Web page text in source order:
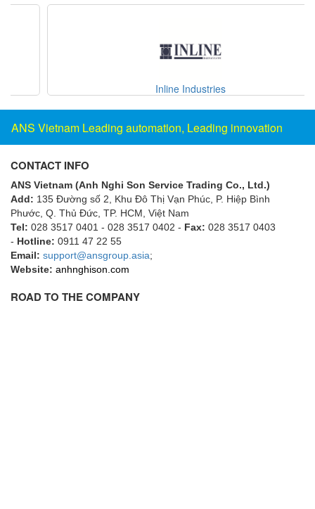
Eltherm
ELTRA Encoder
ELVEM Vietnam
Emaco
EMC PARTNER
EMCSOSIN
Emerson/Vertiv
EMG
Emotron
Inline Industries
ANS Vietnam Leading automation, Leading innovation
CONTACT INFO
ANS Vietnam (Anh Nghi Son Service Trading Co., Ltd.)
Add: 135 Đường số 2, Khu Đô Thị Vạn Phúc, P. Hiệp Bình
Phước, Q. Thủ Đức, TP. HCM , Việt Nam
Tel: 028 3517 0401 - 028 3517 0402 - Fax: 028 3517 0403
- Hotline: 0911 47 22 55
Email: support@ansgroup.asia;
Website: anhnghison.com
ROAD TO THE COMPANY